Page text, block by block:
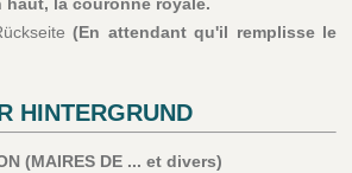
haut, la couronne royale.
(En attendant qu'il remplisse le
HINTERGRUND
(MAIRES DE ... et divers)